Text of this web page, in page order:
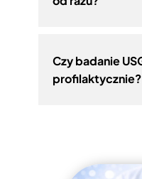
Czy badanie
profilaktycznie?